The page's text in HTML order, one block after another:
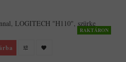
RAKTÁRON